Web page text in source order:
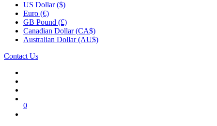
US Dollar ($)
Euro (€)
GB Pound (£)
Canadian Dollar (CA$)
Australian Dollar (AU$)
Contact Us
0